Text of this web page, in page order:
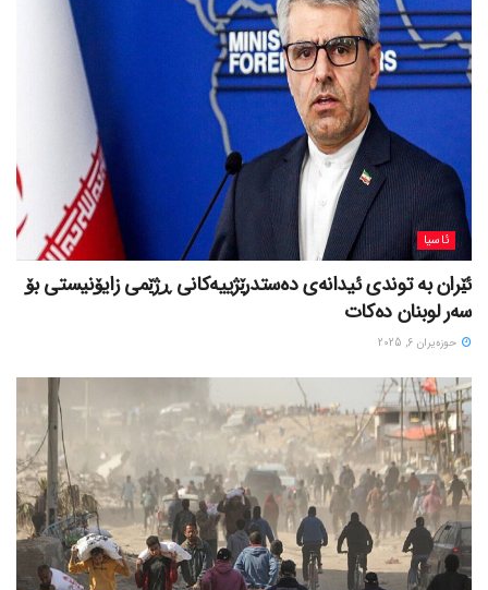
ئاسیا
ئێران بە توندی ئیدانەی دەستدرێژییەکانی ڕژێمی زایۆنیستی بۆ
سەر لوبنان دەکات
حوزه‌یران 6, 2025